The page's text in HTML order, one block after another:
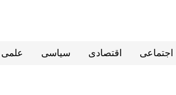
اجتماعی اقتصادی سیاسی علمی